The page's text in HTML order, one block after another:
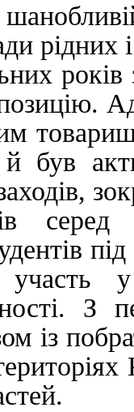
років
був
участь
З
із